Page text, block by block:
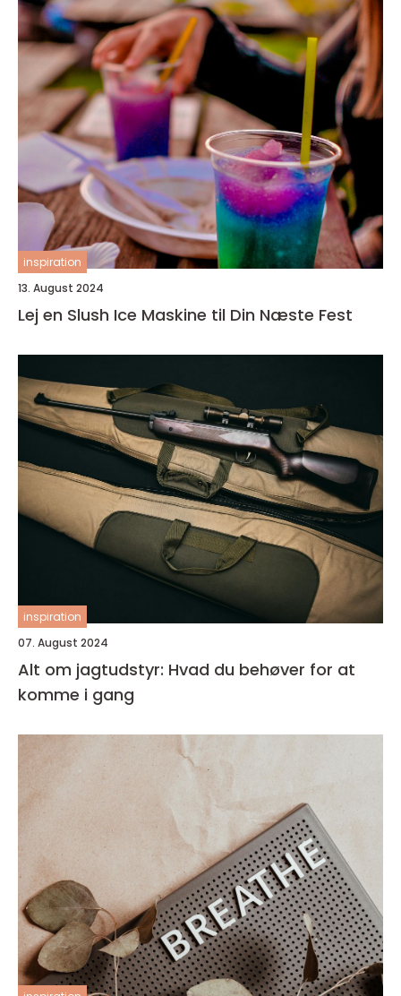
inspiration
13. August 2024
Lej en Slush Ice Maskine til Din Næste Fest
inspiration
07. August 2024
Alt om jagtudstyr: Hvad du behøver for at
komme i gang